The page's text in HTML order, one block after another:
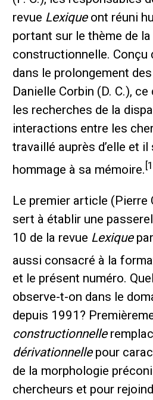
revue Lexiqueont réuni
portant sur le thème de
constructionnelle. Conçu
dans le prolongement
Danielle Corbin (D. C.),
les recherches de la
interactions entre les
travaillé auprès d’elle et il
hommage à sa mémoire.
Le premier article (Pierre
sert à établir une
10 de la revue Lexique
aussi consacré à la
et le présent numéro.
observe-t-on dans le
depuis 1991?
constructionnelle
dérivationnellepour
de la morphologie
chercheurs et pour